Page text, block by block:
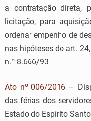
a contratação direta,
licitação, para
ordenar empenho de
nas hipóteses do art.
n.º 8.666/93
Ato nº 006/2016 –
das férias dos
Estado do Espírito